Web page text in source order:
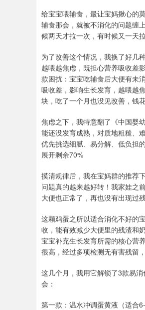
给宝宝喂辅食，最让宝妈揪心的
辅食那会，就被不消化的问题缠
候两天才拉一次，有时候又一天
为了改善这个情况，我换了好几
越喂越焦虑，既担心营养吸收差
款困扰：宝宝吃辅食后大便有未
吸收差，影响生长发育，越喂越
块，吃了一个月也没见改善，钱
焦虑之下，我特意翻了《中国婴
能还没发育成熟，对质地粗糙、
优先挑选细腻、易分解、低负担
展开剩余70%
摸清规律后，我在宝妈群的推荐
问题真的越来越好转！我家娃之
大便也正常了，再也没有出现过
这颗鸡蛋之所以适合消化不好的
收，能有效减少大便里的残渣和
宝宝补充生长发育所需的核心营
很高，经过多项检测无有害残留
这几个月，我用它解锁了3款易消
会：
第一款：温水冲调蛋黄液（适合